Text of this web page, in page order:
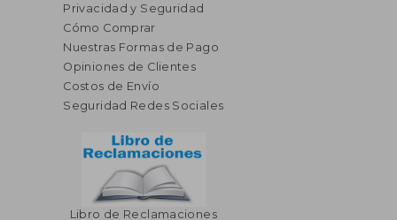
Privacidad y Seguridad
Cómo Comprar
Nuestras Formas de Pago
Opiniones de Clientes
Costos de Envío
Seguridad Redes Sociales
Libro de Reclamaciones